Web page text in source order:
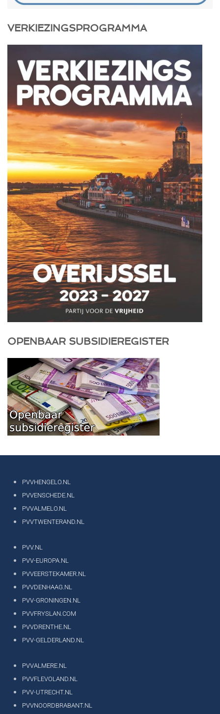
VERKIEZINGSPROGRAMMA
OPENBAAR SUBSIDIEREGISTER
PVVHENGELO.NL
PVVENSCHEDE.NL
PVVALMELO.NL
PVVTWENTERAND.NL
PVV.NL
PVV-EUROPA.NL
PVVEERSTEKAMER.NL
PVVDENHAAG.NL
PVV-GRONINGEN.NL
PVVFRYSLAN.COM
PVVDRENTHE.NL
PVV-GELDERLAND.NL
PVVALMERE.NL
PVVFLEVOLAND.NL
PVV-UTRECHT.NL
PVVNOORDBRABANT.NL